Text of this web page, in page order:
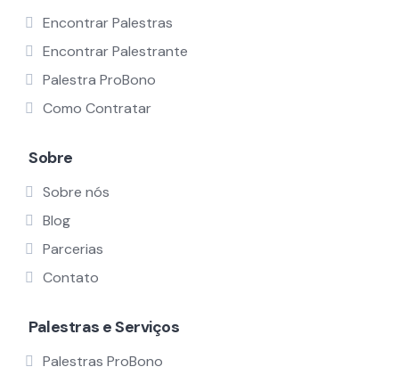
Encontrar Palestras
Encontrar Palestrante
Palestra ProBono
Como Contratar
Sobre
Sobre nós
Blog
Parcerias
Contato
Palestras e Serviços
Palestras ProBono